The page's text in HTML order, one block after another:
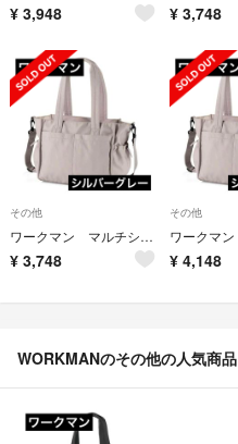
¥ 3,948 ¥ 3,748
その他
ワークマン マルチシートインマザーズ2WAYトートバッグ シルバーグレー☆3
¥ 3,748
その他
¥ 4,148
WORKMANのその他の人気商品